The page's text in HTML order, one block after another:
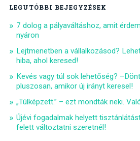
LEGUTÓBBI BEJEGYZÉSEK
7 dolog a pályaváltáshoz, amit
nyáron
Lejtmenetben a vállalkozásod?
hiba, ahol keresed!
Kevés vagy túl sok lehetőség?
pluszosan, amikor új irányt keresel!
„Túlképzett.” – ezt mondták neki.
Újévi fogadalmak helyett
felett változtatni szeretnél!